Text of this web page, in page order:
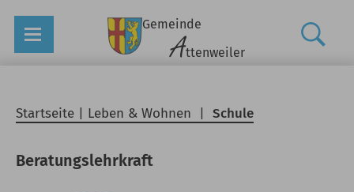
Gemeinde
Attenweiler
Startseite Leben & Wohnen Schule
Beratungslehrkraft